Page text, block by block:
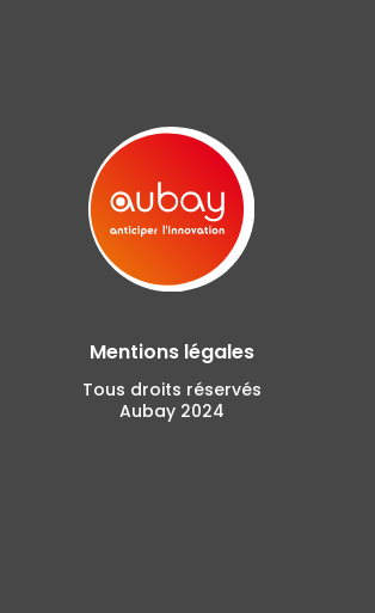
Mentions légales
Tous droits réservés
Aubay 2024